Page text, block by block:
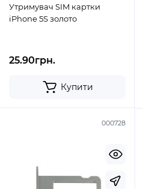
Утримувач SIM картки
iPhone 5S золото
25.90грн.
Купити
000728